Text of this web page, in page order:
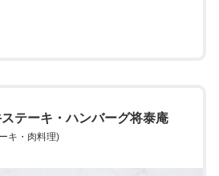
テーキ・ハンバーグ将泰庵
キ・肉料理)